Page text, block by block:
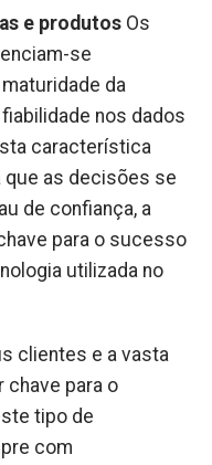
e produtos Os
se
da
nos dados
característica
que as decisões se
de confiança, a
para o sucesso
utilizada no
clientes e a vasta
chave para o
tipo de
com